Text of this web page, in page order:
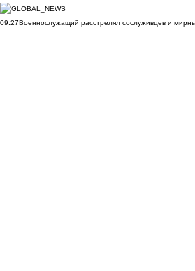
09:27Военнослужащий расстрелял сослуживцев и